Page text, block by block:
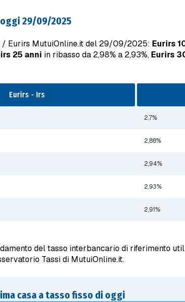
oggi 29/09/2025
/ Eurirs MutuiOnline.it del 29/09/2025: Eurirs
25 anni in ribasso da 2,98% a 2,93%, Eurirs
Eurirs - Irs
2,7%
2,88%
2,94%
2,93%
2,91%
del tasso interbancario di riferimento
Tassi di MutuiOnline.it.
casa a tasso fisso di oggi